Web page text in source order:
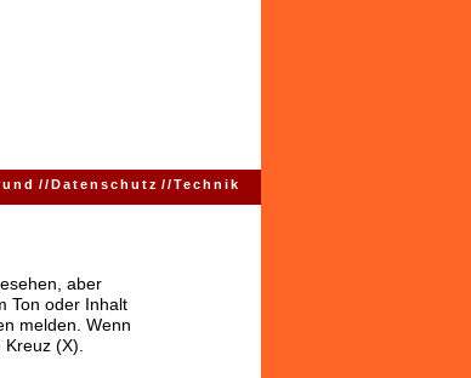
//Datenschutz //Technik
aber
Ton oder Inhalt
melden. Wenn
(X).